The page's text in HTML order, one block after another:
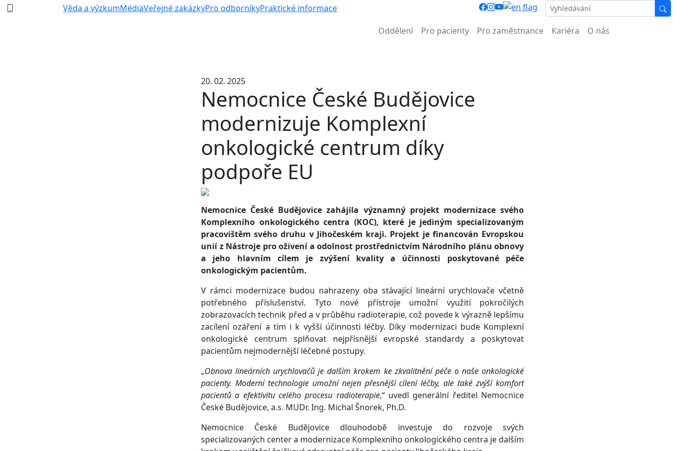
Věda a výzkumMédiaVeřejné zakázkyPro odborníkyPraktické informace
Oddělení Pro pacienty Pro zaměstnance Kariéra O nás
20. 02. 2025
Nemocnice České Budějovice
modernizuje Komplexní
onkologické centrum díky
podpoře EU
Nemocnice České Budějovice zahájila významný projekt modernizace svého
Komplexního onkologického centra (KOC), které je jediným specializovaným
pracovištěm svého druhu v Jihočeském kraji. Projekt je financován Evropskou
unií z Nástroje pro oživení a odolnost prostřednictvím Národního plánu obnovy
a jeho hlavním cílem je zvýšení kvality a účinnosti poskytované péče
onkologickým pacientům.
V rámci modernizace budou nahrazeny oba stávající lineární urychlovače včetně
potřebného příslušenství. Tyto nové přístroje umožní využití pokročilých
zobrazovacích technik před a v průběhu radioterapie, což povede k výrazně lepšímu
zacílení ozáření a tím i k vyšší účinnosti léčby. Díky modernizaci bude Komplexní
onkologické centrum splňovat nejpřísnější evropské standardy a poskytovat
pacientům nejmodernější léčebné postupy.
„Obnova lineárních urychlovačů je dalším krokem ke zkvalitnění péče o naše onkologické
pacienty. Moderní technologie umožní nejen přesnější cílení léčby, ale také zvýší komfort
pacientů a efektivitu celého procesu radioterapie,“ uvedl generální ředitel Nemocnice
České Budějovice, a.s. MUDr. Ing. Michal Šnorek, Ph.D.
Nemocnice České Budějovice dlouhodobě investuje do rozvoje svých
specializovaných center a modernizace Komplexního onkologického centra je dalším